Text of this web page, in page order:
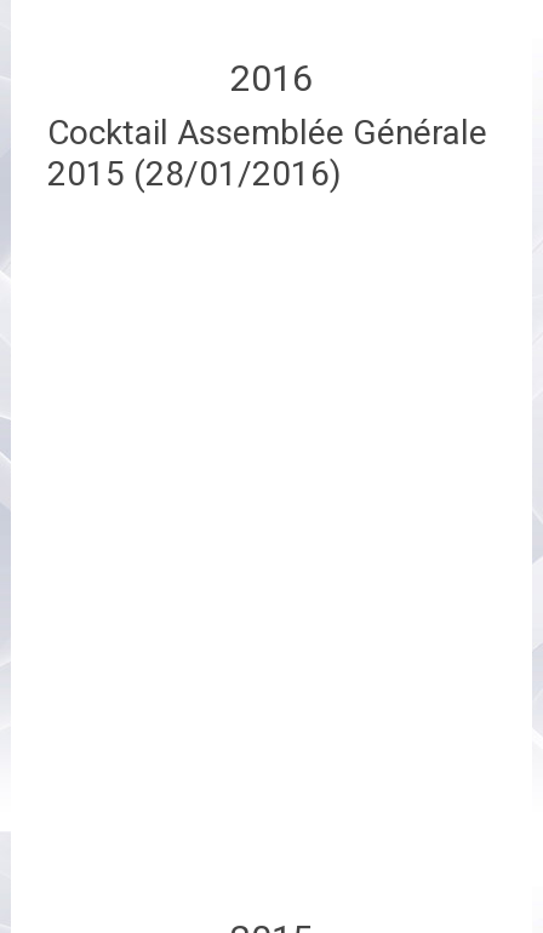
2016
Cocktail Assemblée Générale
2015 (28/01/2016)